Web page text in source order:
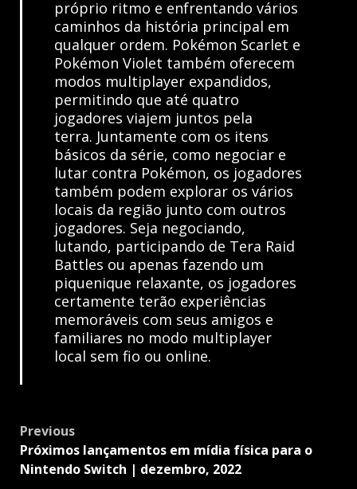
próprio ritmo e enfrentando vários
caminhos da história principal em
qualquer ordem. Pokémon Scarlet e
Pokémon Violet também oferecem
modos multiplayer expandidos,
permitindo que até quatro
jogadores viajem juntos pela
terra. Juntamente com os itens
básicos da série, como negociar e
lutar contra Pokémon, os jogadores
também podem explorar os vários
locais da região junto com outros
jogadores. Seja negociando,
lutando, participando de Tera Raid
Battles ou apenas fazendo um
piquenique relaxante, os jogadores
certamente terão experiências
memoráveis com seus amigos e
familiares no modo multiplayer
local sem fio ou online.
Post
navigation
Previous
Próximos lançamentos em mídia física para o
Nintendo Switch | dezembro, 2022